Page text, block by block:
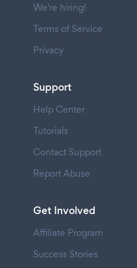
We're hiring!
Terms of Service
Privacy
Support
Help Center
Tutorials
Contact Support
Report Abuse
Get Involved
Affiliate Program
Success Stories